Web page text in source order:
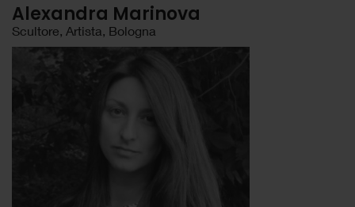
Alexandra Marinova
Scultore, Artista, Bologna